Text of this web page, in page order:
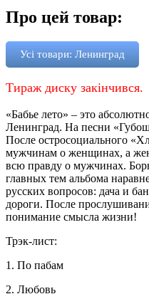
Про цей товар:
Усі товари: Ленинград
Тираж диску закінчився.
«Бабье лето» – это
Ленинград. На песни
После остросоциального
мужчинам о женщинах, а
всю правду о мужчинах.
главных тем альбома
русских вопросов: дача и
дороги. После
понимание смысла жизни!
Трэк-лист:
1. По пабам
2. Любовь